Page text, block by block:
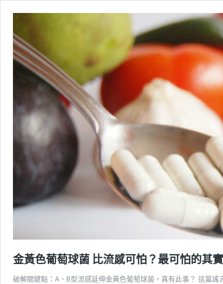
金黃色葡萄球菌 比流感可怕？最可怕的其
破解關鍵點：A、B型流感延伸金黃色葡萄球菌，真有此事？ 這篇